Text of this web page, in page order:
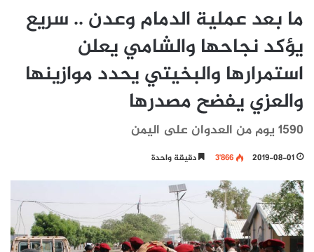
ما بعد عملية الدمام وعدن .. سريع
يؤكد نجاحها والشامي يعلن
استمرارها والبخيتي يحدد موازينها
والعزي يفضح مصدرها
1590 يوم من العدوان على اليمن
2019-08-01 3٬866 دقيقة واحدة